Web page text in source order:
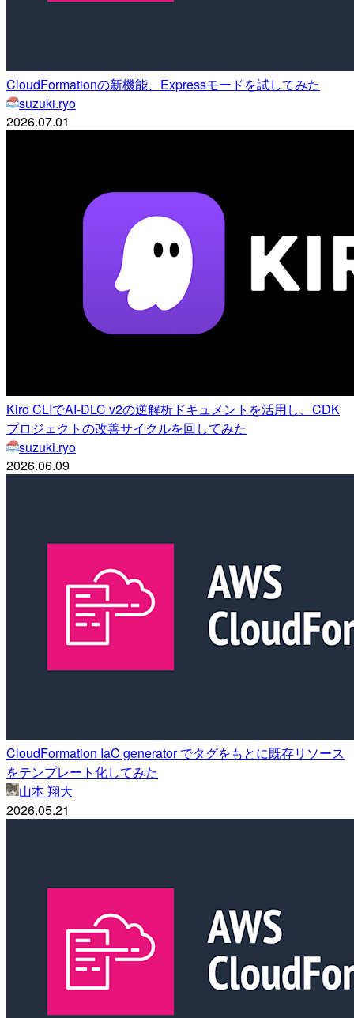
CloudFormationの新機能、Expressモードを試してみた
suzuki.ryo
2026.07.01
Kiro CLIでAI-DLC v2の逆解析ドキュメントを活用し、CDK
プロジェクトの改善サイクルを回してみた
suzuki.ryo
2026.06.09
CloudFormation IaC generator でタグをもとに既存リソース
をテンプレート化してみた
山本 翔大
2026.05.21